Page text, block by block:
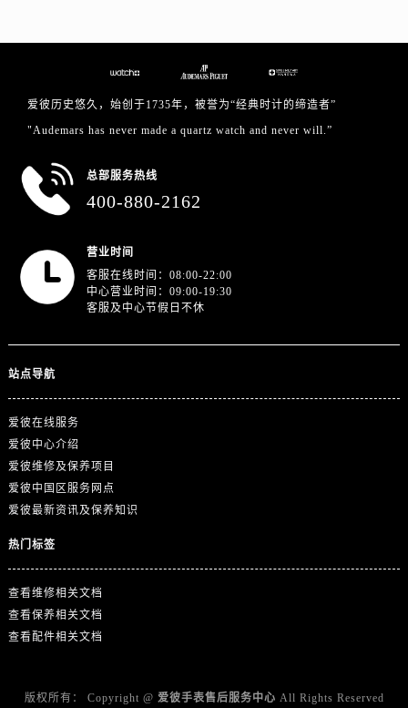
福建省厦门市思明区湖滨东路95号万象城华润大厦B座11层1104室爱彼售后服务中心（需提前预约）
广东省梅州市梅江区金燕大道爱彼售后服务中心（需提前预约）
广东省深圳市罗湖区深南东路5001号华润大厦17层1701室爱彼售后服务中心（需提前预约）
爱彼历史悠久，始创于1735年，被誉为“经典时计的缔造者”
"Audemars has never made a quartz watch and never will.”
总部服务热线
400-880-2162
营业时间
客服在线时间：08:00-22:00
中心营业时间：09:00-19:30
客服及中心节假日不休
站点导航
爱彼在线服务
爱彼中心介绍
爱彼维修及保养项目
爱彼中国区服务网点
爱彼最新资讯及保养知识
热门标签
查看维修相关文档
查看保养相关文档
查看配件相关文档
版权所有： Copyright @ 爱彼手表售后服务中心 All Rights Reserved